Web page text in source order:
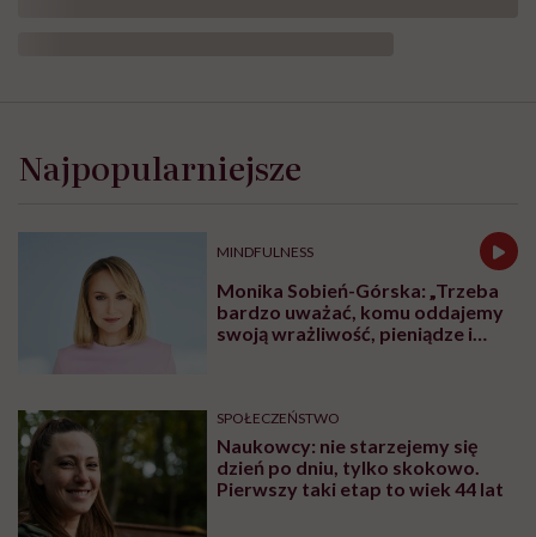
Najpopularniejsze
MINDFULNESS
Monika Sobień-Górska: „Trzeba
bardzo uważać, komu oddajemy
swoją wrażliwość, pieniądze i
SPOŁECZEŃSTWO
Naukowcy: nie starzejemy się
dzień po dniu, tylko skokowo.
Pierwszy taki etap to wiek 44 lat